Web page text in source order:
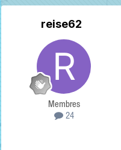
reise62
Membres
24